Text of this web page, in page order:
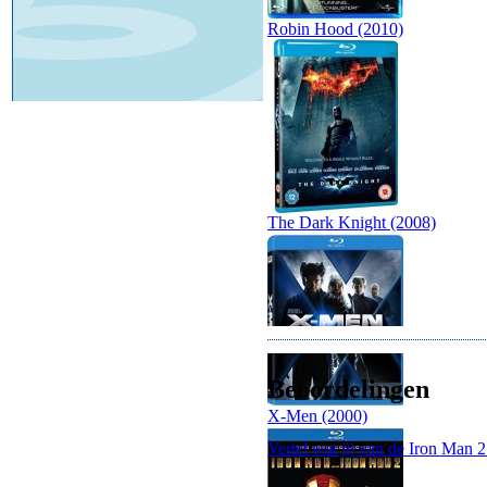
Robin Hood (2010)
The Dark Knight (2008)
X-Men (2000)
Beoordelingen
Vertel wat jij van de Iron Man